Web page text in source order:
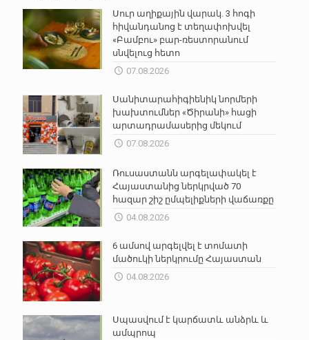
Սուր աղիքային վարակ. 3 հոգի
հիվանդանոց է տեղափոխվել
«Բամբու» բար-ռեստորանում
սնվելուց հետո
07.08.2026
Սանիտարահիգիենիկ նորմերի
խախտումներ «Ծիրանի» հացի
արտադրամասերից մեկում
07.08.2026
Ռուսաստանն արգելափակել է
Հայաստանից ներկրված 70
հազար շիշ ըմպելիքների վաճառքը
04.08.2026
6 ամսով արգելվել է տոմատի
մածուկի ներկրումը Հայաստան
04.08.2026
Սպասվում է կարճատև անձրև և
ամպրոպ